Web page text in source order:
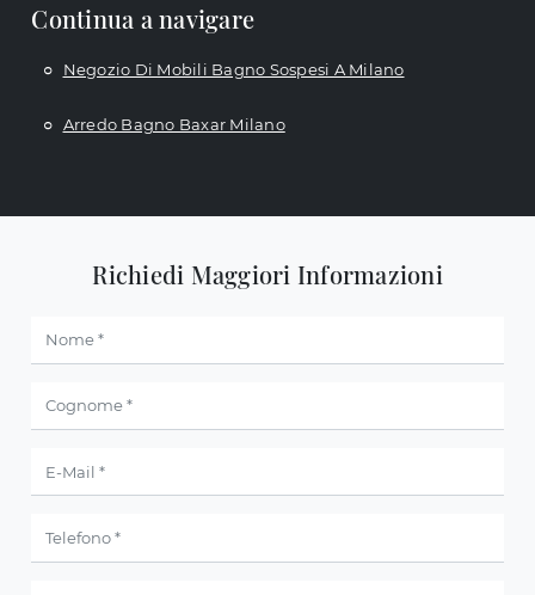
Continua a navigare
Negozio Di Mobili Bagno Sospesi A Milano
Arredo Bagno Baxar Milano
Richiedi Maggiori Informazioni